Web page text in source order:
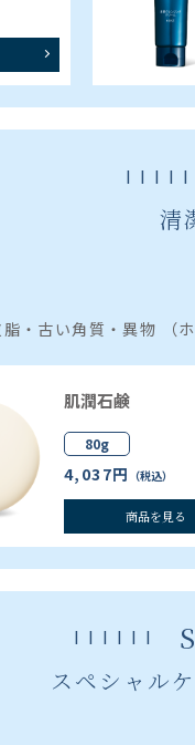
清
・古い角質・異物 （
肌潤石鹸
80g
4,037円 （税込）
商品を見る
スペシャル